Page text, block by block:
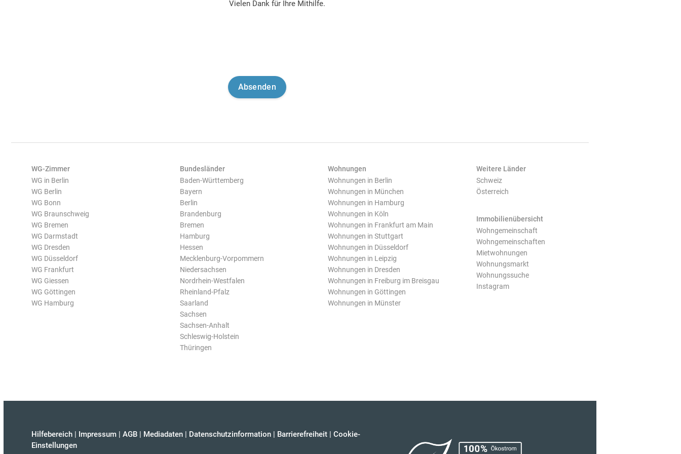
Vielen Dank für Ihre Mithilfe.
WG-Zimmer
WG in Berlin
WG Berlin
WG Bonn
WG Braunschweig
WG Bremen
WG Darmstadt
WG Dresden
WG Düsseldorf
WG Frankfurt
WG Giessen
WG Göttingen
WG Hamburg
Bundesländer
Baden-Württemberg
Bayern
Berlin
Brandenburg
Bremen
Hamburg
Hessen
Mecklenburg-Vorpommern
Niedersachsen
Nordrhein-Westfalen
Rheinland-Pfalz
Saarland
Sachsen
Sachsen-Anhalt
Schleswig-Holstein
Thüringen
Wohnungen
Wohnungen in Berlin
Wohnungen in München
Wohnungen in Hamburg
Wohnungen in Köln
Wohnungen in Frankfurt am Main
Wohnungen in Stuttgart
Wohnungen in Düsseldorf
Wohnungen in Leipzig
Wohnungen in Dresden
Wohnungen in Freiburg im Breisgau
Wohnungen in Göttingen
Wohnungen in Münster
Weitere Länder
Schweiz
Österreich
Immobilienübersicht
Wohngemeinschaft
Wohngemeinschaften
Mietwohnungen
Wohnungsmarkt
Wohnungssuche
Instagram
Hilfebereich | Impressum | AGB | Mediadaten | Datenschutzinformation | Barrierefreiheit | Cookie-
Einstellungen